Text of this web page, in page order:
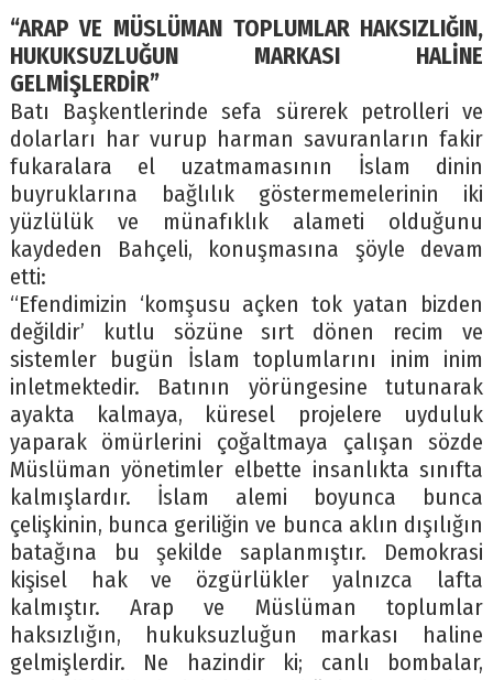
“ARAP VE MÜSLÜMAN TOPLUMLAR HAKSIZLIĞIN,
HUKUKSUZLUĞUN MARKASI HALİNE
GELMİŞLERDİR”
Batı Başkentlerinde sefa sürerek petrolleri ve
dolarları har vurup harman savuranların fakir
fukaralara el uzatmamasının İslam dinin
buyruklarına bağlılık göstermemelerinin iki
yüzlülük ve münafıklık alameti olduğunu
kaydeden Bahçeli, konuşmasına şöyle devam
etti:
“Efendimizin ‘komşusu açken tok yatan bizden
değildir’ kutlu sözüne sırt dönen recim ve
sistemler bugün İslam toplumlarını inim inim
inletmektedir. Batının yörüngesine tutunarak
ayakta kalmaya, küresel projelere uyduluk
yaparak ömürlerini çoğaltmaya çalışan sözde
Müslüman yönetimler elbette insanlıkta sınıfta
kalmışlardır. İslam alemi boyunca bunca
çelişkinin, bunca geriliğin ve bunca aklın dışılığın
batağına bu şekilde saplanmıştır. Demokrasi
kişisel hak ve özgürlükler yalnızca lafta
kalmıştır. Arap ve Müslüman toplumlar
haksızlığın, hukuksuzluğun markası haline
gelmişlerdir. Ne hazindir ki; canlı bombalar,